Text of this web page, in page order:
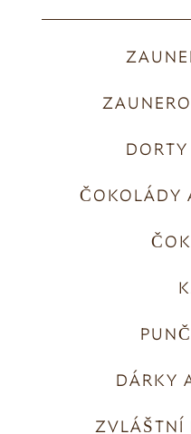
ČOKOLÁDY
DÁRKY
ZVLÁŠTNÍ